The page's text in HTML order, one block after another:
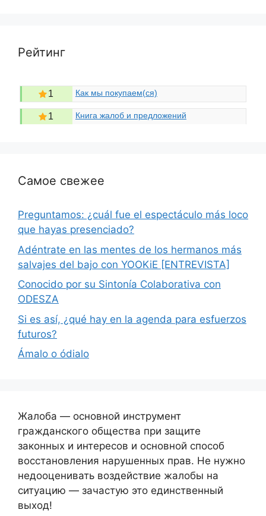
Рейтинг
1 Как мы покупаем(ся)
1 Книга жалоб и предложений
Самое свежее
Preguntamos: ¿cuál fue el espectáculo más loco
que hayas presenciado?
Adéntrate en las mentes de los hermanos más
salvajes del bajo con YOOKiE [ENTREVISTA]
Conocido por su Sintonía Colaborativa con
ODESZA
Si es así, ¿qué hay en la agenda para esfuerzos
futuros?
Ámalo o ódialo
Жалоба — основной инструмент
гражданского общества при защите
законных и интересов и основной способ
восстановления нарушенных прав. Не нужно
недооценивать воздействие жалобы на
ситуацию — зачастую это единственный
выход!